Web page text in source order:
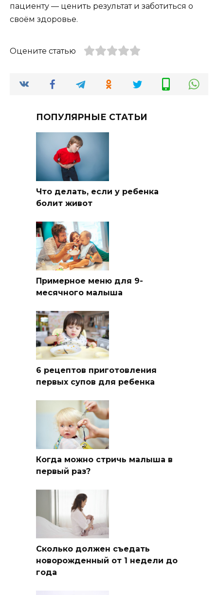
пациенту — ценить результат и заботиться о
своём здоровье.
Оцените статью
ПОПУЛЯРНЫЕ СТАТЬИ
Что делать, если у ребенка
болит живот
Примерное меню для 9-
месячного малыша
6 рецептов приготовления
первых супов для ребенка
Когда можно стричь малыша в
первый раз?
Сколько должен съедать
новорожденный от 1 недели до
года